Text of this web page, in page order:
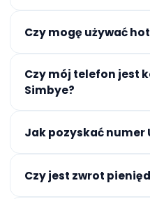
Czy mogę używać
Czy mój telefon jest
Simbye?
Jak pozyskać numer
Czy jest zwrot